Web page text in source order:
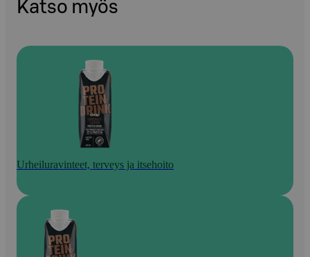
Katso myös
Urheiluravinteet, terveys ja itsehoito